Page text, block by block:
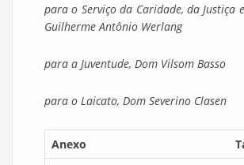
para o Serviço da Caridade, da Justiça
Guilherme Antônio Werlang
para a Juventude, Dom Vilsom Basso
para o Laicato, Dom Severino Clasen
Anexo